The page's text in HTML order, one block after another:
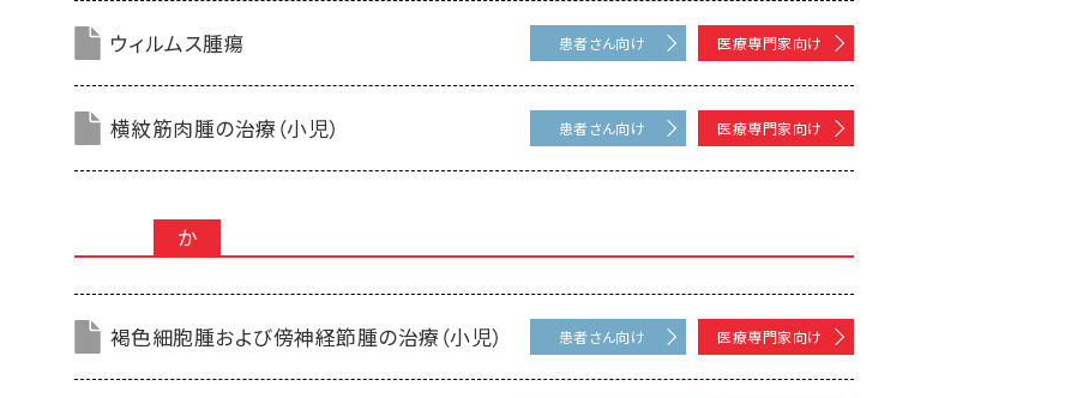
ウィルムス腫瘍 医療専門家向け
患者さん向け
横紋筋肉腫の治療（小児） 医療専門家向け
患者さん向け
か
褐色細胞腫および傍神経節腫の治療（小児） 医療専門家向け
患者さん向け